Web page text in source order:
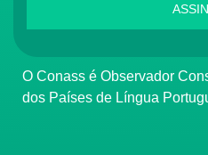
O Conass é Observador Consultivo da Comunidade
dos Países de Língua